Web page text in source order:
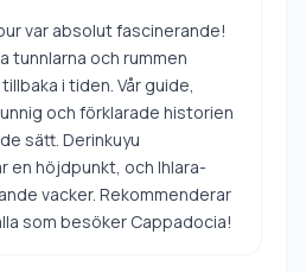
var absolut fascinerande!
tunnlarna och rummen
i tiden. Vår guide,
och förklarade historien
sätt. Derinkuyu
en höjdpunkt, och Ihlara-
vacker. Rekommenderar
som besöker Cappadocia!